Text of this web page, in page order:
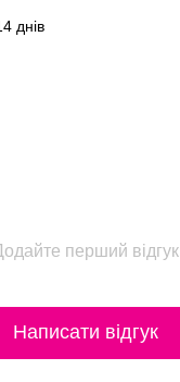
днів
перший відгук
Написати відгук